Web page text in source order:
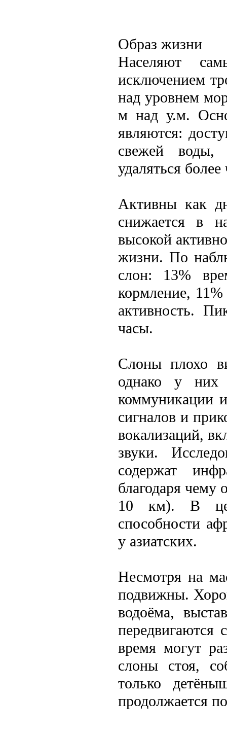
Образ жизни
Населяют
исключением
над уровнем
м над у.м.
являются:
свежей воды,
удаляться
Активны как
снижается в
высокой
жизни. По
слон: 13%
кормлeние,
активность.
часы.
Слоны плохо
однако у них
коммуникации
сигналов и
вокализаций,
звуки.
содержат
благодаря
10 км). В
способности
у азиатских.
Несмотря на
подвижны.
водоёма,
передвигаются
время могут
слоны стоя,
только
продолжается